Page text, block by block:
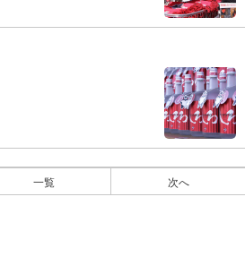
一覧 次へ